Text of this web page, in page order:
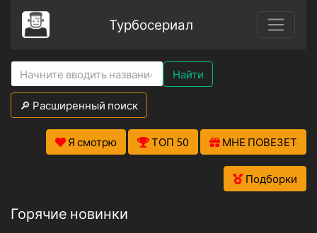
Турбосериал
Найти
🔎 Расширенный поиск
Я смотрю ТОП 50 МНЕ ПОВЕЗЕТ
Подборки
Горячие новинки